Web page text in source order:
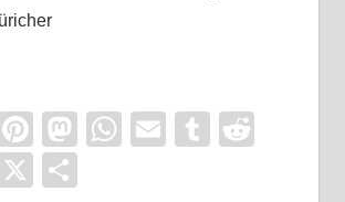
TwitterPinterest
Mastodon
WhatsApp
EmailTumblr
Threads
X